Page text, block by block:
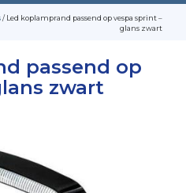
/ Led koplamprand passend op vespa sprint –
glans zwart
passend op
zwart